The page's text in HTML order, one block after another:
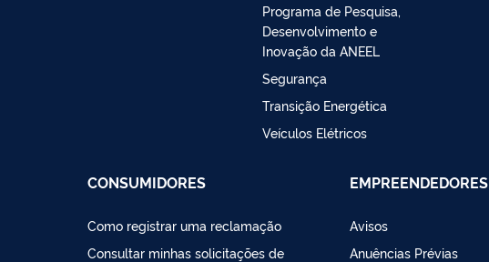
Programa de Pesquisa,
Desenvolvimento e
Inovação da ANEEL
Segurança
Transição Energética
Veículos Elétricos
CONSUMIDORES
Como registrar uma reclamação
Consultar minhas solicitações de
EMPREENDEDORES
Avisos
Anuências Prévias